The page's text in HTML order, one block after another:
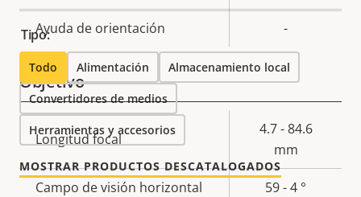
de
propiedad
la
propiedad
Ayuda de orientación -
Objetivo
Descripción
de
propiedad
Valor de
la
propiedad
Longitud focal
4.7 - 84.6
mm
Campo de visión horizontal 59 - 4 °
Tipo:
Todo Alimentación Almacenamiento local
Convertidores de medios
Herramientas y accesorios
MOSTRAR PRODUCTOS DESCATALOGADOS